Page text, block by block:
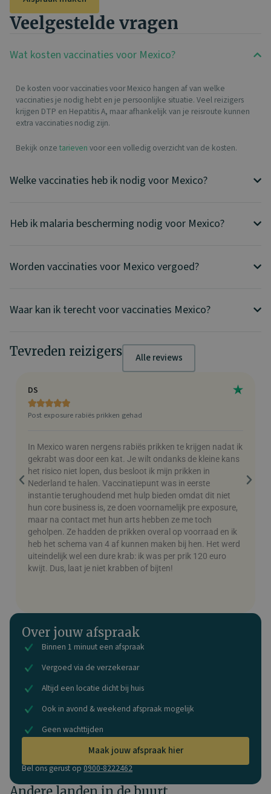
Veelgestelde vragen​
Wat kosten vaccinaties voor Mexico?
De kosten voor vaccinaties voor Mexico hangen af van welke
vaccinaties je nodig hebt en je persoonlijke situatie. Veel reizigers
krijgen DTP en Hepatitis A, maar afhankelijk van je reisroute kunnen
extra vaccinaties nodig zijn.
Bekijk onze tarieven voor een volledig overzicht van de kosten.
Welke vaccinaties heb ik nodig voor Mexico?
Heb ik malaria bescherming nodig voor Mexico?
Worden vaccinaties voor Mexico vergoed?
Waar kan ik terecht voor vaccinaties Mexico?
Tevreden reizigers Alle reviews
DS

Post exposure rabiës prikken gehad
In Mexico waren nergens rabiës prikken te krijgen nadat ik
gekrabt was door een kat. Je wilt ondanks de kleine kans
het risico niet lopen, dus besloot ik mijn prikken in
Nederland te halen. Vaccinatiepunt was in eerste
instantie terughoudend met hulp bieden omdat dit niet
hun core business is, ze doen voornamelijk pre exposure,
maar na contact met hun arts hebben ze me toch
geholpen. Ze hadden de prikken overal op voorraad en ik
heb het schema van 4 af kunnen maken bij hen. Het werd
uiteindelijk wel een dure krab: ik was per prik 120 euro
kwijt. Dus, laat je niet krabben of bijten!
Over jouw afspraak
Binnen 1 minuut een afspraak
Vergoed via de verzekeraar
Altijd een locatie dicht bij huis
Ook in avond & weekend afspraak mogelijk
Geen wachttijden
Maak jouw afspraak hier
Bel ons gerust op0900-8222462